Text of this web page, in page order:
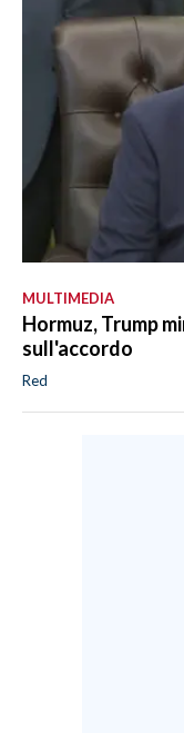
MULTIMEDIA
Hormuz, Trump
sull'accordo
Red